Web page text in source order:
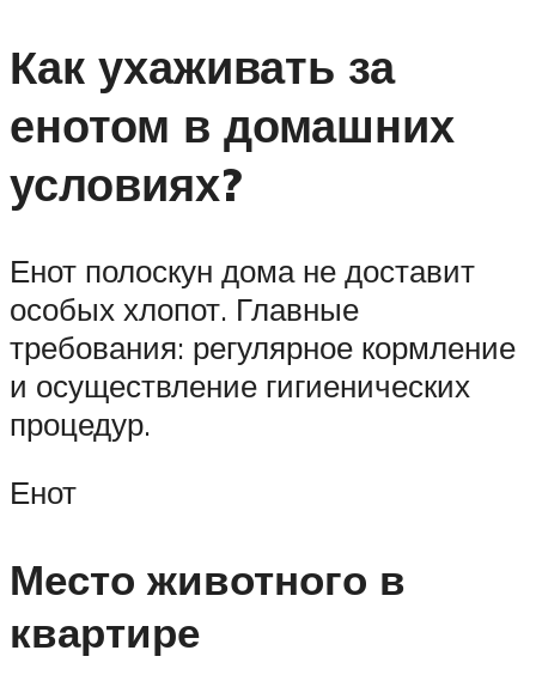
Как ухаживать за
енотом в домашних
условиях?
Енот полоскун дома не доставит
особых хлопот. Главные
требования: регулярное кормление
и осуществление гигиенических
процедур.
Енот
Место животного в
квартире